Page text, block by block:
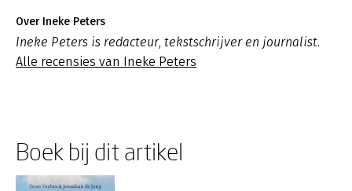
Over Ineke Peters
Ineke Peters is redacteur, tekstschrijver en journalist.
Alle recensies van Ineke Peters
Boek bij dit artikel